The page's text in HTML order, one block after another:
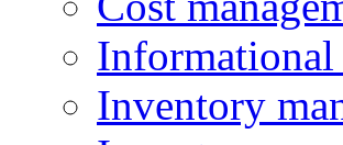
Informational
Inventory